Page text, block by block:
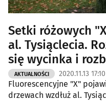
Setki różowych
al. Tysiąclecia.
się wycinka i
[ZDJĘCIA]
AKTUALNOŚCI 2020.11.13 17:10
Fluorescencyjne "X"
drzewach wzdłuż al.